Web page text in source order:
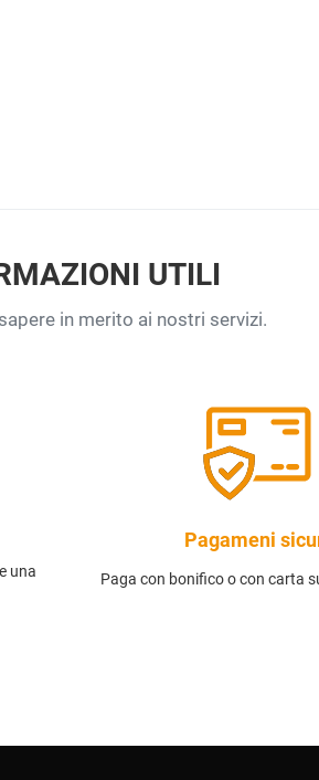
UTILI
in merito ai nostri servizi.
una
Pagameni
Paga con bonifico o con carta